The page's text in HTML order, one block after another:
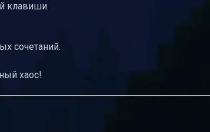
клавиши.
сочетаний.
хаос!